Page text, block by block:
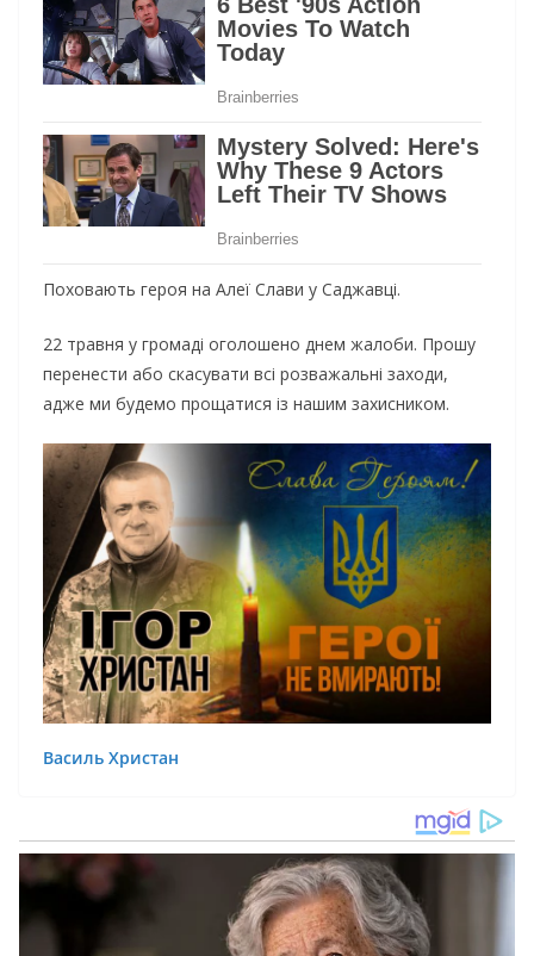
Поховають героя на Алеї Слави у Саджавці.
22 травня у громаді оголошено днем жалоби. Прошу
перенести або скасувати всі розважальні заходи,
адже ми будемо прощатися із нашим захисником.
Василь Христан